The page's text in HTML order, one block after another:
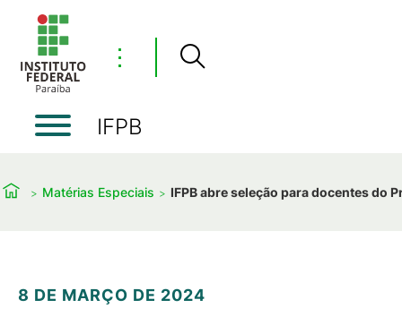
⋮
IFPB
Matérias Especiais IFPB abre seleção para docentes do
8 DE MARÇO DE 2024